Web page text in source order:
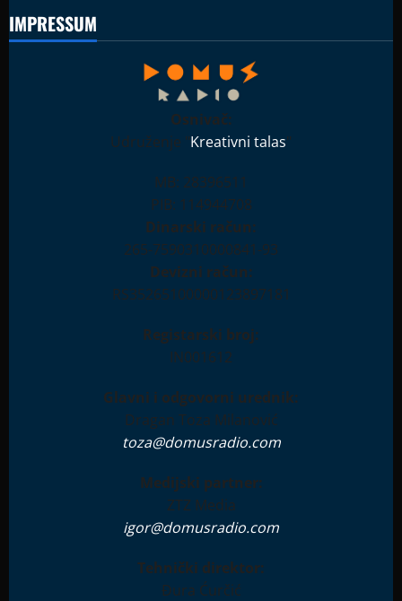
IMPRESSUM
Osnivač:
Udruženje "Kreativni talas"
MB: 28396511
PIB: 114944708
Dinarski račun:
265-7590310000841-93
Devizni račun:
RS35265100000123897181
Registarski broj:
IN001612
Glavni i odgovorni urednik:
Dragan Toza Milanović
toza@domusradio.com
Medijski partner:
ZTZ Media
igor@domusradio.com
Tehnički direktor:
Đura Ćurčić